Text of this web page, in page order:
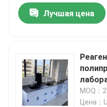
Главная страница
Продукция
Лучшая цена
MOQ：
Цена：